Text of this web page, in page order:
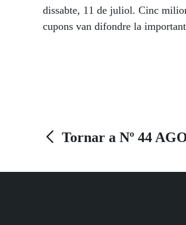
dissabte, 11 de juliol. Cinc
cupons van difondre la important
Tornar a Nº 44